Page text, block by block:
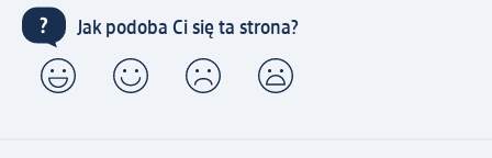
Jak podoba Ci się ta strona?